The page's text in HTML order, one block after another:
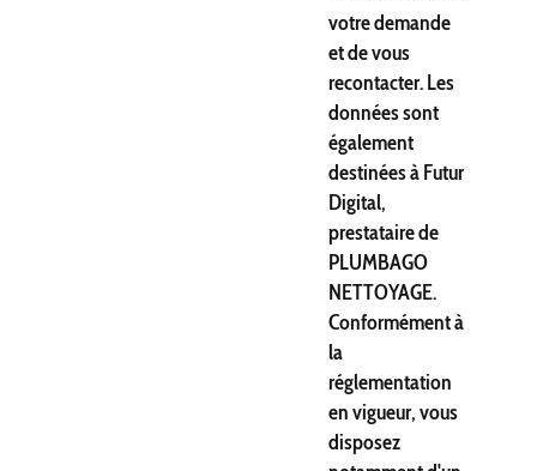
votre demande
et de vous
recontacter. Les
données sont
également
destinées à Futur
Digital,
prestataire de
PLUMBAGO
NETTOYAGE.
Conformément à
la
réglementation
en vigueur, vous
disposez